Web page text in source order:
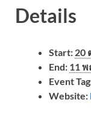
Details
Start: 20
End: 11
Event
Website: